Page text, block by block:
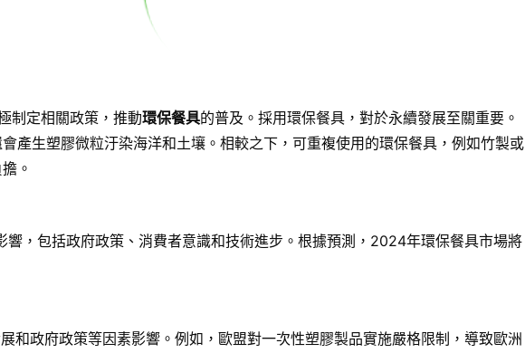
制定相關政策，推動環保餐具的普及。採用環保餐具，對於永續發展至關重要。
產生塑膠微粒汙染海洋和土壤。相較之下，可重複使用的環保餐具，例如竹製或
。
，包括政府政策、消費者意識和技術進步。根據預測，2024年環保餐具市場將
和政府政策等因素影響。例如，歐盟對一次性塑膠製品實施嚴格限制，導致歐洲